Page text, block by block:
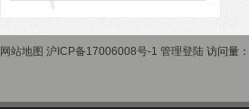
网站地图 沪ICP备17006008号-1 管理登陆 访问量：